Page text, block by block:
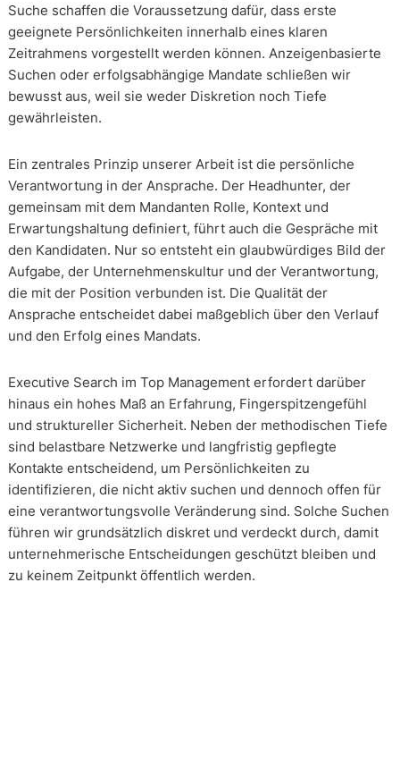
Suche schaffen die Voraussetzung dafür, dass erste
geeignete Persönlichkeiten innerhalb eines klaren
Zeitrahmens vorgestellt werden können. Anzeigenbasierte
Suchen oder erfolgsabhängige Mandate schließen wir
bewusst aus, weil sie weder Diskretion noch Tiefe
gewährleisten.
Ein zentrales Prinzip unserer Arbeit ist die persönliche
Verantwortung in der Ansprache. Der Headhunter, der
gemeinsam mit dem Mandanten Rolle, Kontext und
Erwartungshaltung definiert, führt auch die Gespräche mit
den Kandidaten. Nur so entsteht ein glaubwürdiges Bild der
Aufgabe, der Unternehmenskultur und der Verantwortung,
die mit der Position verbunden ist. Die Qualität der
Ansprache entscheidet dabei maßgeblich über den Verlauf
und den Erfolg eines Mandats.
Executive Search im Top Management erfordert darüber
hinaus ein hohes Maß an Erfahrung, Fingerspitzengefühl
und struktureller Sicherheit. Neben der methodischen Tiefe
sind belastbare Netzwerke und langfristig gepflegte
Kontakte entscheidend, um Persönlichkeiten zu
identifizieren, die nicht aktiv suchen und dennoch offen für
eine verantwortungsvolle Veränderung sind. Solche Suchen
führen wir grundsätzlich diskret und verdeckt durch, damit
unternehmerische Entscheidungen geschützt bleiben und
zu keinem Zeitpunkt öffentlich werden.